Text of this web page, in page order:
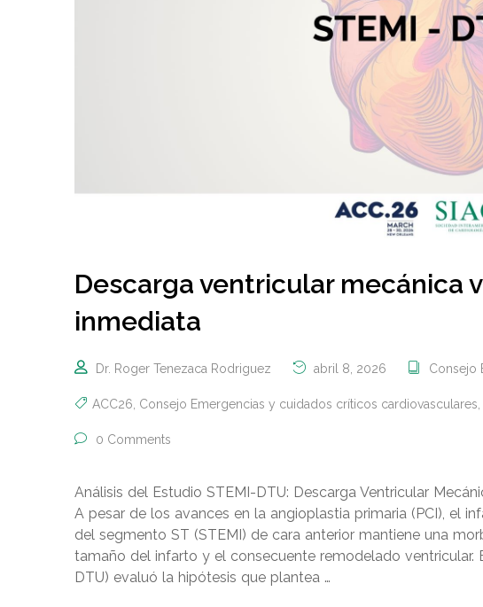
Descarga ventricular mecánica
inmediata
Dr. Roger Tenezaca Rodriguez abril 8, 2026 Consejo
ACC26 Consejo Emergencias y cuidados críticos cardiovasculares
0 Comments
Análisis del Estudio STEMI-DTU: Descarga Ventricular
A pesar de los avances en la angioplastia primaria (PCI), el
del segmento ST (STEMI) de cara anterior mantiene una
tamaño del infarto y el consecuente remodelado ventricular.
DTU) evaluó la hipótesis que plantea …